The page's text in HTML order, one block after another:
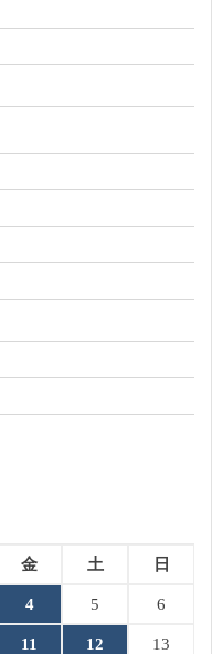
金 土 日
4 5 6
11 12 13